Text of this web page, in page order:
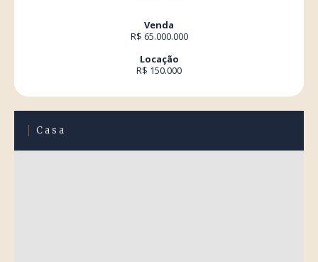
Venda
R$ 65.000.000
Locação
R$ 150.000
Casa